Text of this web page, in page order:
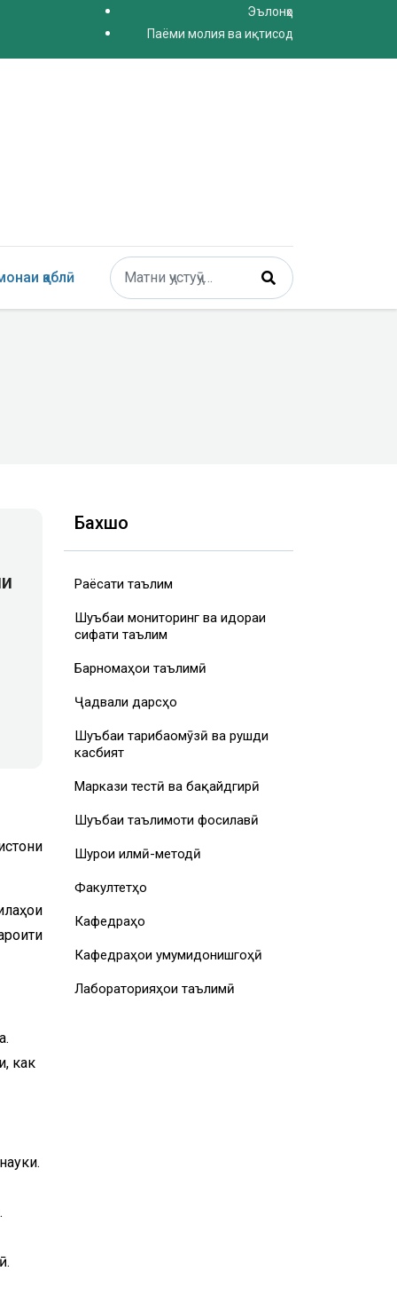
Эълонҳо
Паёми молия ва иқтисод
қаблӣ
Поиск
Type 2 or more characters for results.
как
Бахшҳо
Раёсати таълим
Шуъбаи мониторинг ва идораи
сифати таълим
Барномаҳои таълимӣ
Ҷадвали дарсҳо
Шуъбаи таҷрибаомӯзӣ ва рушди
касбият
Маркази тестӣ ва бақайдгирӣ
Шуъбаи таълимоти фосилавӣ
Шурои илмӣ-методӣ
Факултетҳо
Кафедраҳо
Кафедраҳои умумидонишгоҳӣ
Лабораторияҳои таълимӣ